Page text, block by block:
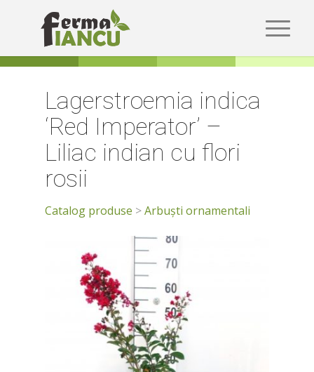
Lagerstroemia indica
‘Red Imperator’ –
Liliac indian cu flori
rosii
Catalog produse >Arbuști ornamentali